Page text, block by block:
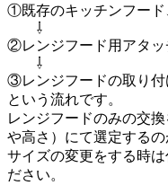
①既存のキッチンフー
⇩
②レンジフード用アタッ
⇩
③レンジフードの取り付
という流れです。
レンジフードのみの交
や高さ）にて選定するの
サイズの変更をする時
ださい。